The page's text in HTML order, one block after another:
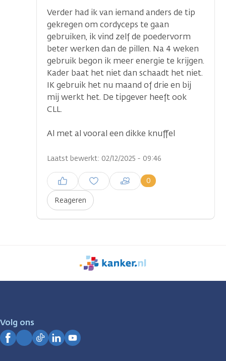
Verder had ik van iemand anders de tip
gekregen om cordyceps te gaan
gebruiken, ik vind zelf de poedervorm
beter werken dan de pillen. Na 4 weken
gebruik begon ik meer energie te krijgen.
Kader baat het niet dan schaadt het niet.
IK gebruik het nu maand of drie en bij
mij werkt het. De tipgever heeft ook
CLL.
Al met al vooral een dikke knuffel
Laatst bewerkt: 02/12/2025 - 09:46
Reageren
0
Inloggen om een reactie te
plaatsen
We
zijn
Volg ons